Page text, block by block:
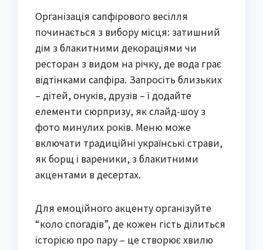
Організація сапфірового весілля
починається з вибору місця: затишний
дім з блакитними декораціями чи
ресторан з видом на річку, де вода грає
відтінками сапфіра. Запросіть близьких
– дітей, онуків, друзів – і додайте
елементи сюрпризу, як слайд-шоу з
фото минулих років. Меню може
включати традиційні українські страви,
як борщ і вареники, з блакитними
акцентами в десертах.
Для емоційного акценту організуйте
“коло спогадів”, де кожен гість ділиться
історією про пару – це створює хвилю